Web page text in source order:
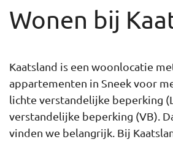
Wonen bij
Kaatsland is een woonlocatie
appartementen in Sneek voor
lichte verstandelijke beperking
verstandelijke beperking (VB).
vinden we belangrijk. Bij